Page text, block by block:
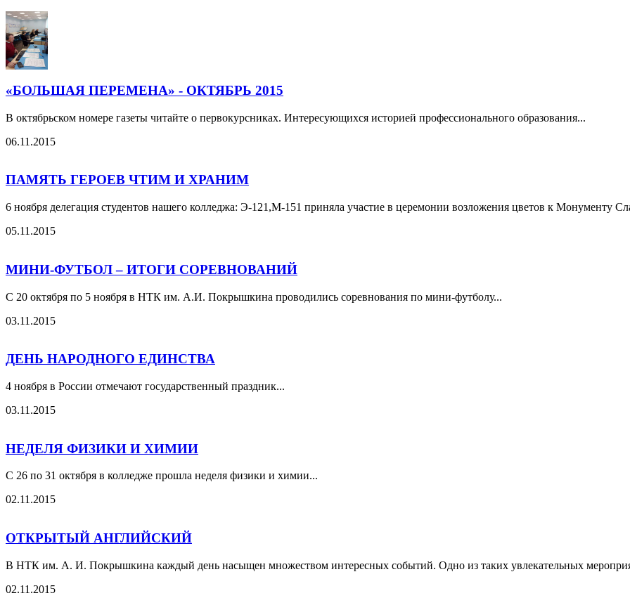
«БОЛЬШАЯ ПЕРЕМЕНА» - ОКТЯБРЬ 2015
В октябрьском номере газеты читайте о первокурсниках. Интересующихся историей профессионального образования...
06.11.2015
ПАМЯТЬ ГЕРОЕВ ЧТИМ И ХРАНИМ
6 ноября делегация студентов нашего колледжа: Э-121,М-151 приняла участие в церемонии возложения цветов к Монументу
05.11.2015
МИНИ-ФУТБОЛ – ИТОГИ СОРЕВНОВАНИЙ
С 20 октября по 5 ноября в НТК им. А.И. Покрышкина проводились соревнования по мини-футболу...
03.11.2015
ДЕНЬ НАРОДНОГО ЕДИНСТВА
4 ноября в России отмечают государственный праздник...
03.11.2015
НЕДЕЛЯ ФИЗИКИ И ХИМИИ
С 26 по 31 октября в колледже прошла неделя физики и химии...
02.11.2015
ОТКРЫТЫЙ АНГЛИЙСКИЙ
В НТК им. А. И. Покрышкина каждый день насыщен множеством интересных событий. Одно из таких увлекательных
02.11.2015